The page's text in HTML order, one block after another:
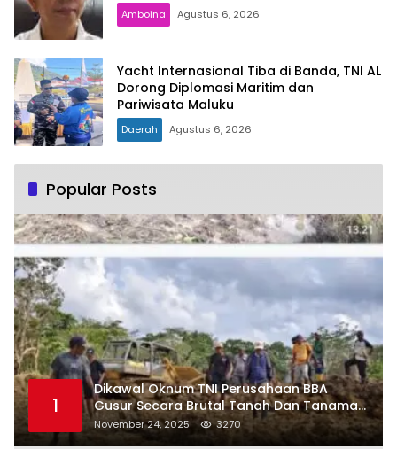
Amboina Agustus 6, 2026
Yacht Internasional Tiba di Banda, TNI AL
Dorong Diplomasi Maritim dan
Pariwisata Maluku
Daerah Agustus 6, 2026
Popular Posts
1
Dikawal Oknum TNI Perusahaan BBA
Gusur Secara Brutal Tanah Dan Tanaman
Warga, Akademisi Unpatti Minta Pangdam
Tertibkan Anggotanya
November 24, 2025 3270